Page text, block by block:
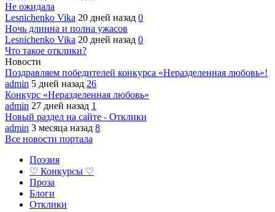
Не ожидала
Lesnichenko Vika 20 дней назад 0
Ночь длинна и полна ужасов
Lesnichenko Vika 20 дней назад 0
Что такое отклики?
Новости
Поздравляем победителей конкурса «Неразделенная любовь»!
admin 5 дней назад 26
Конкурс «Неразделенная любовь»
admin 27 дней назад 1
Новый раздел на сайте - Отклики
admin 3 месяца назад 8
Все новости портала
Поэзия
♡ Конкурсы ♡
Проза
Блоги
Отклики